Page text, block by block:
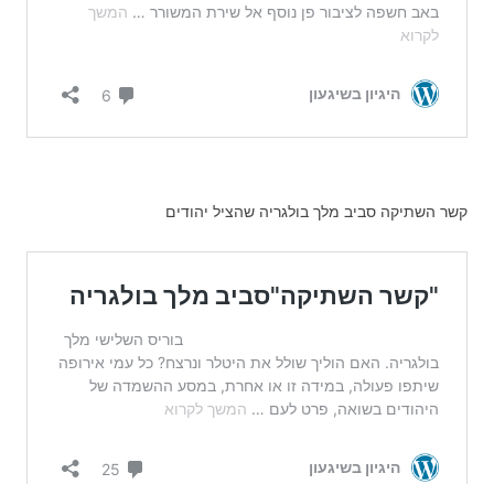
קשר השתיקה סביב מלך בולגריה שהציל יהודים